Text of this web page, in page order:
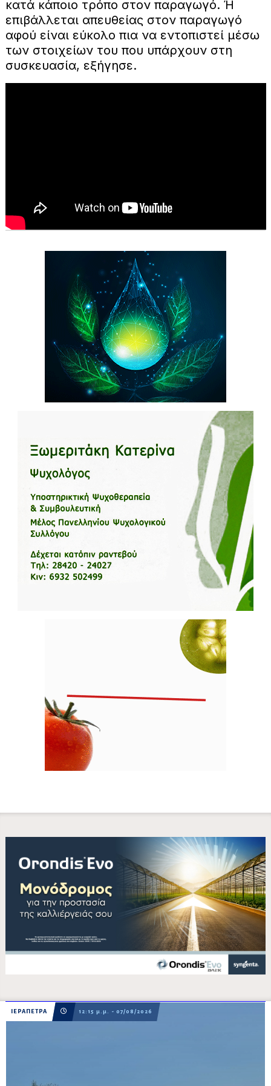
κατά κάποιο τρόπο στον παραγωγό. Ή
επιβάλλεται απευθείας στον παραγωγό
αφού είναι εύκολο πια να εντοπιστεί μέσω
των στοιχείων του που υπάρχουν στη
συσκευασία, εξήγησε.
ΙΕΡΑΠΕΤΡΑ 12:15 μ.μ. - 07/08/2026